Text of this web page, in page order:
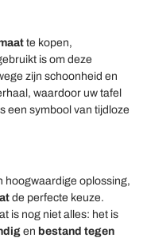
te kopen,
is om deze
zijn schoonheid en
waardoor uw tafel
een symbool van tijdloze
hoogwaardige oplossing,
de perfecte keuze.
is nog niet alles: het is
en bestand tegen